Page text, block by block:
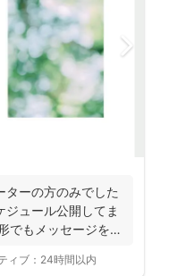
ターの方のみでした
ュール公開してま
でもメッセージを送
ィブ： 24時間以内